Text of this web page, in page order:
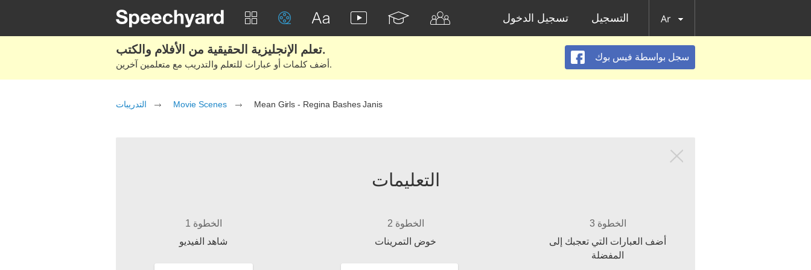
تسجيل الدخول التسجيل Ar
تعلم الإنجليزية الحقيقية من الأفلام والكتب.
أضف كلمات أو عبارات للتعلم والتدريب مع متعلمين آخرين.
سجل بواسطة فيس بوك
التدريبات Movie Scenes Mean Girls - Regina Bashes Janis
التعليمات
الخطوة 1
شاهد الفيديو
الخطوة 2
خوض التمرينات
الخطوة 3
أضف العبارات التي تعجبك إلى
المفضلة